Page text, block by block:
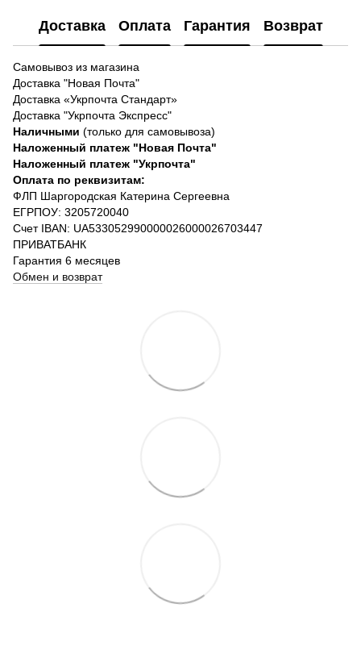
Доставка Оплата Гарантия Возврат
Самовывоз из магазина
Доставка "Новая Почта"
Доставка «Укрпочта Стандарт»
Доставка "Укрпочта Экспресс"
Наличными (только для самовывоза)
Наложенный платеж "Новая Почта"
Наложенный платеж "Укрпочта"
Оплата по реквизитам:
ФЛП Шаргородская Катерина Сергеевна
ЕГРПОУ: 3205720040
Счет IBAN: UA533052990000026000026703447
ПРИВАТБАНК
Гарантия 6 месяцев
Обмен и возврат